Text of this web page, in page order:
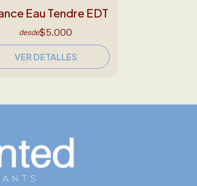
Eau Tendre EDT
desde$5.000
VER DETALLES